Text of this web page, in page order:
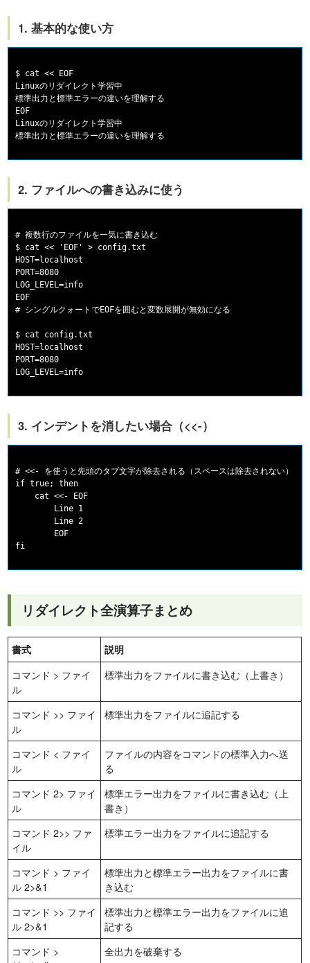
1. 基本的な使い方
$ cat << EOF
Linuxのリダイレクト学習中
標準出力と標準エラーの違いを理解する
EOF
Linuxのリダイレクト学習中
2. ファイルへの書き込みに使う
# 複数行のファイルを一気に書き込む
$ cat << 'EOF' > config.txt
HOST=localhost
PORT=8080
LOG_LEVEL=info
EOF
# シングルクォートでEOFを囲むと変数展開が無効になる
$ cat config.txt
HOST=localhost
PORT=8080
3. インデントを消したい場合（<<-）
# <<- を使うと先頭のタブ文字が除去される（スペースは除去されない）
if true; then
    cat <<- EOF
リダイレクト全演算子まとめ
書式 説明
コマンド > ファイ
ル
標準出力をファイルに書き込む（上書き）
コマンド >> ファイ
ル
標準出力をファイルに追記する
コマンド < ファイ
ル
ファイルの内容をコマンドの標準入力へ送
る
コマンド 2> ファイ
ル
標準エラー出力をファイルに書き込む（上
書き）
コマンド 2>> ファ
イル
標準エラー出力をファイルに追記する
コマンド > ファイ
ル 2>&1
標準出力と標準エラー出力をファイルに書
き込む
コマンド >> ファイ
ル 2>&1
標準出力と標準エラー出力をファイルに追
記する
コマンド >
全出力を破棄する